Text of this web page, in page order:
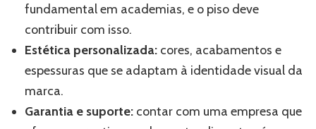
fundamental em academias, e o piso deve
contribuir com isso.
Estética personalizada: cores, acabamentos e
espessuras que se adaptam à identidade visual da
marca.
Garantia e suporte: contar com uma empresa que